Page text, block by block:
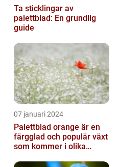
Ta sticklingar av
palettblad: En grundlig
guide
07 januari 2024
Palettblad orange är en
färgglad och populär växt
som kommer i olika